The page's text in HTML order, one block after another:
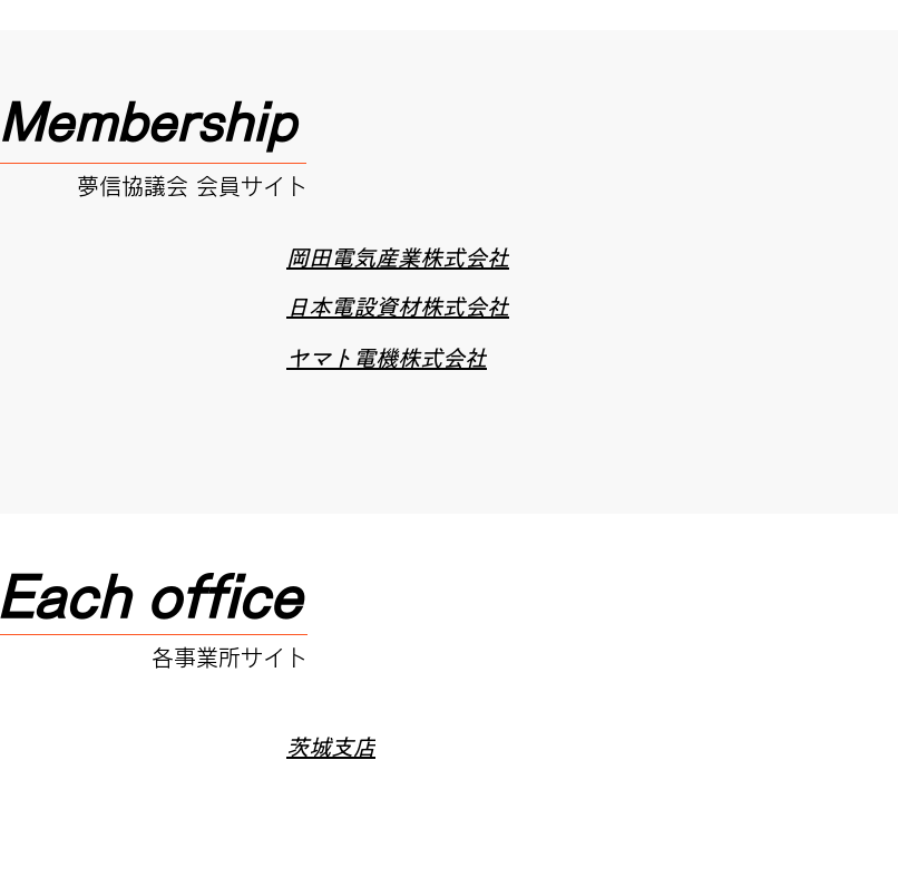
Membership
夢信協議会 会員サイト
岡田電気産業株式会社
日本電設資材株式会社
ヤマト電機株式会社
Eachoffice
各事業所サイト
茨城支店